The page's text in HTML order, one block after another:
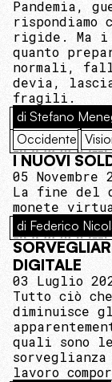
Pandemia,
rispondiamo
rigide. Ma i
quanto
normali,
devia,
fragili.
di Stefano
Occidente
I NUOVI
05 Novembre
La fine del
monete
di Federico
DIGITALE
03 Luglio
Tutto ciò
diminuisce
quali sono
lavoro